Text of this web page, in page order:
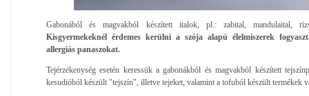
Gabonából és magvakból készített italok, pl.: zabital, mandulaital,
Kisgyermekeknél érdemes kerülni a szója alapú élelmiszerek
allergiás panaszokat.
Tejérzékenység esetén keressük a gabonákból és magvakból készített
kesudióból készült "tejszín", illetve tejeket, valamint a tofuból készült termékek